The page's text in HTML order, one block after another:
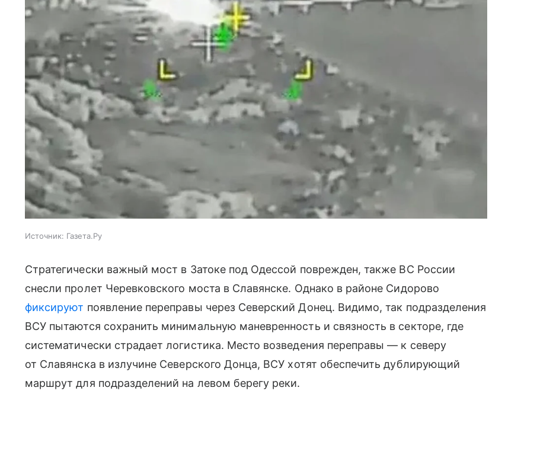
Источник: Газета.Ру
Стратегически важный мост в Затоке под Одессой поврежден, также ВС России
снесли пролет Черевковского моста в Славянске. Однако в районе Сидорово
фиксируют появление переправы через Северский Донец. Видимо, так подразделения
ВСУ пытаются сохранить минимальную маневренность и связность в секторе, где
систематически страдает логистика. Место возведения переправы — к северу
от Славянска в излучине Северского Донца, ВСУ хотят обеспечить дублирующий
маршрут для подразделений на левом берегу реки.